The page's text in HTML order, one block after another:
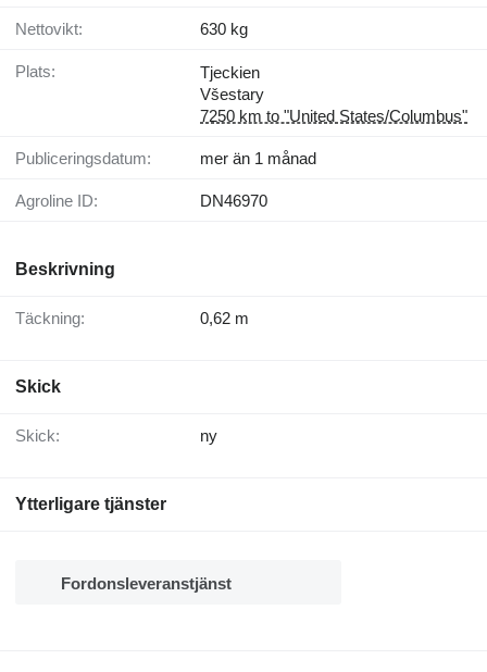
Nettovikt: 630 kg
Plats:
Tjeckien
Všestary
7250 km to "United States/Columbus"
Publiceringsdatum: mer än 1 månad
Agroline ID: DN46970
Beskrivning
Täckning: 0,62 m
Skick
Skick: ny
Ytterligare tjänster
Fordonsleveranstjänst